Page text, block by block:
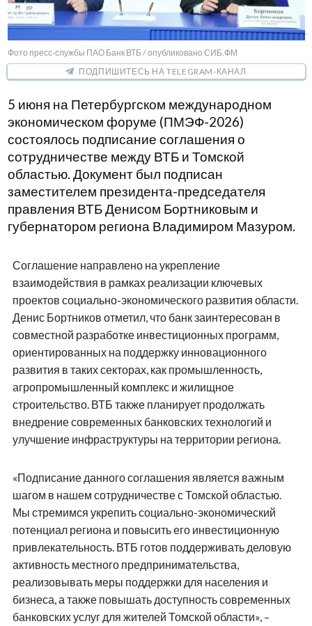
Фото пресс-службы ПАО Банк ВТБ / опубликовано СИБ.ФМ
ПОДПИШИТЕСЬ НА TELEGRAM-КАНАЛ
5 июня на Петербургском международном
экономическом форуме (ПМЭФ-2026)
состоялось подписание соглашения о
сотрудничестве между ВТБ и Томской
областью. Документ был подписан
заместителем президента-председателя
правления ВТБ Денисом Бортниковым и
губернатором региона Владимиром Мазуром.
Соглашение направлено на укрепление
взаимодействия в рамках реализации ключевых
проектов социально-экономического развития области.
Денис Бортников отметил, что банк заинтересован в
совместной разработке инвестиционных программ,
ориентированных на поддержку инновационного
развития в таких секторах, как промышленность,
агропромышленный комплекс и жилищное
строительство. ВТБ также планирует продолжать
внедрение современных банковских технологий и
улучшение инфраструктуры на территории региона.
«Подписание данного соглашения является важным
шагом в нашем сотрудничестве с Томской областью.
Мы стремимся укрепить социально-экономический
потенциал региона и повысить его инвестиционную
привлекательность. ВТБ готов поддерживать деловую
активность местного предпринимательства,
реализовывать меры поддержки для населения и
бизнеса, а также повышать доступность современных
банковских услуг для жителей Томской области», –